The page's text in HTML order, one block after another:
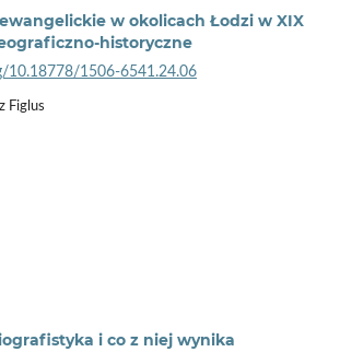
w okolicach Łodzi w XIX
historyczne
10.18778/1506-6541.24.06
Figlus
i co z niej wynika